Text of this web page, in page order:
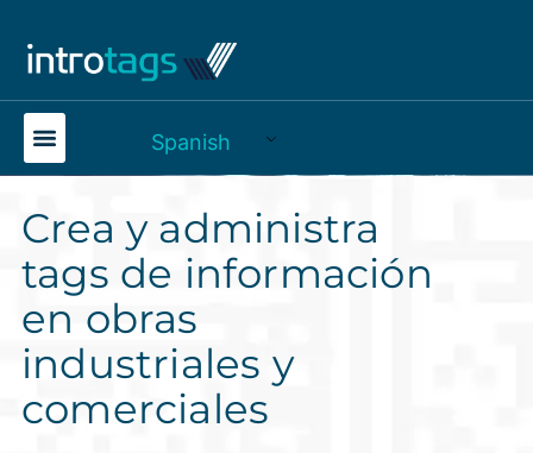
Spanish
Crea y administra
tags de información
en obras
industriales y
comerciales